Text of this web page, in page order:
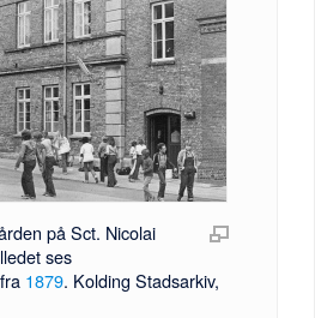
på Sct. Nicolai
ses
1879. Kolding Stadsarkiv,